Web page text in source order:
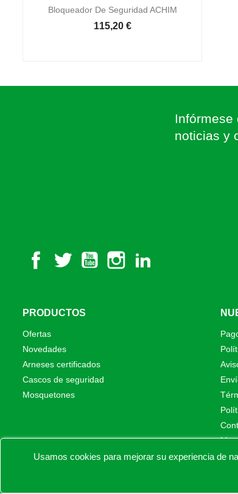
 Vista rápida
Bloqueador De Seguridad ACHIM
115,20 €
Infórmese
noticias y
Facebook
Twitter YouTubeInstagram
PRODUCTOS
Ofertas
Novedades
Arneses certificados
Cascos de seguridad
Mosquetones
Usamos cookies para mejorar su experiencia de